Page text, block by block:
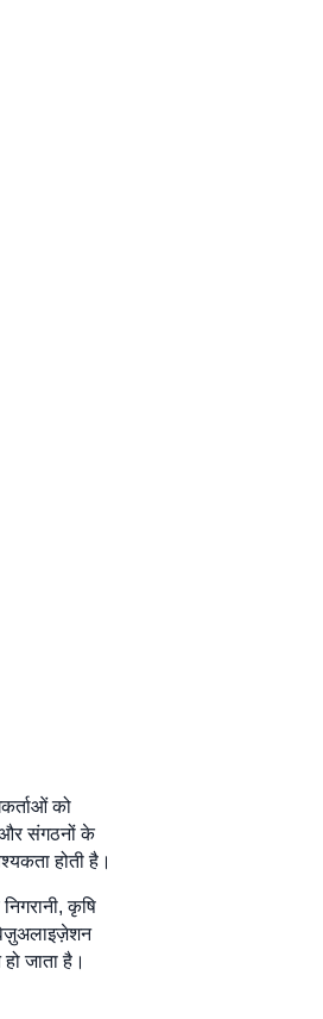
को
और संगठनों के
होती है।
कृषि
जाता है।